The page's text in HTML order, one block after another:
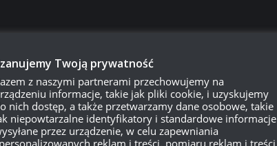
Twoją prywatność
z naszymi partnerami przechowujemy na
informacje, takie jak pliki cookie, i uzyskujemy
nich dostęp, a także przetwarzamy dane osobowe, takie
niepowtarzalne identyfikatory i standardowe informacje
przez urządzenie, w celu zapewniania
reklam i treści, pomiaru reklam i treści